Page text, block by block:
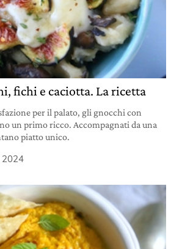
fichi e caciotta. La ricetta
per il palato, gli gnocchi con
un primo ricco. Accompagnati da una
piatto unico.
2024